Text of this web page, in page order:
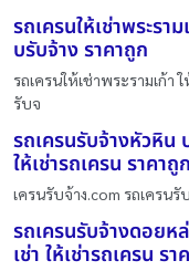
รถเครนให้เช่าพระรา
บรับจ้าง ราคาถูก
รถเครนให้เช่าพระรามเก้า
รับจ
รถเครนรับจ้างหัวหิน
ให้เช่ารถเครน ราคาถูก
เครนรับจ้าง.com รถเครน
รถเครนรับจ้างดอยห
เช่า ให้เช่ารถเครน รา